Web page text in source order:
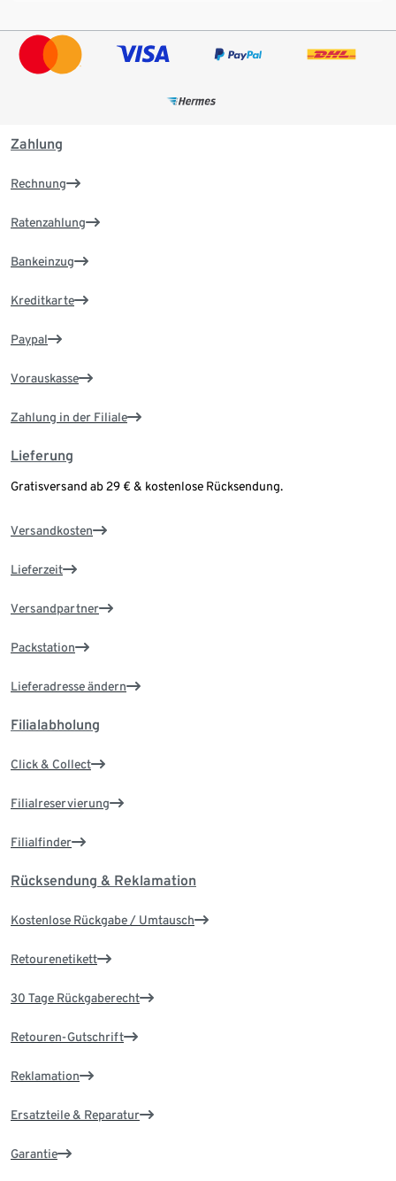
Zahlung
Rechnung
Ratenzahlung
Bankeinzug
Kreditkarte
Paypal
Vorauskasse
Zahlung in der Filiale
Lieferung
Gratisversand ab 29 € & kostenlose Rücksendung.
Versandkosten
Lieferzeit
Versandpartner
Packstation
Lieferadresse ändern
Filialabholung
Click & Collect
Filialreservierung
Filialfinder
Rücksendung & Reklamation
Kostenlose Rückgabe / Umtausch
Retourenetikett
30 Tage Rückgaberecht
Retouren-Gutschrift
Reklamation
Ersatzteile & Reparatur
Garantie